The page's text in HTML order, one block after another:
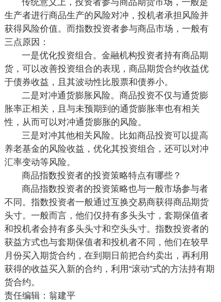
传统意义上，投资者参与商品期货市场，一般是
生产者进行商品生产的风险对冲，投机者承担风险并
获得风险价值。而指数投资者参与商品市场，一般有
三点原因：
一是优化投资组合。金融机构投资者持有商品期
货，可以改善投资组合的表现，商品期货合约收益优
于债券收益，且其波动性比股票和债券小。
二是对冲通货膨胀风险。商品投资不仅与通货膨
胀率正相关，且与未预期到的通货膨胀率也有相关
性，从而可以对冲通货膨胀的风险。
三是对冲其他相关风险。比如商品投资可以提高
养老基金的风险收益，优化其投资组合，还可以对冲
汇率变动等风险。
商品指数投资者的投资策略特点有哪些？
商品指数投资者的投资策略也与一般市场参与者
不同。指数投资者一般通过互换交易商获得商品期货
头寸。一般而言，他们仅持有多头头寸，套期保值者
和投机者会持有多头头寸和空头头寸。指数投资者的
获益方式也与套期保值者和投机者不同，他们在较早
月份买入期货合约，在到期日前把合约卖出，再利用
获得的收益买入新的合约，利用“滚动”式的方法持有期
货合约。
责任编辑：翁建平